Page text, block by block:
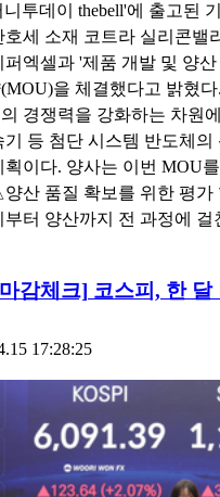
투데이 thebell'에 출고된
호세 소재 코트라 실리콘밸
퍼엑셀과 '제품 개발 및 양
을 체결했다고 밝혔
경쟁력을 강화하는 차원
기 등 첨단 시스템 반도체
획이다. 양사는 이번 MOU
산 품질 확보를 위한 평
부터 양산까지 전 과정에
감체크] 코스피, 한
17:28:25